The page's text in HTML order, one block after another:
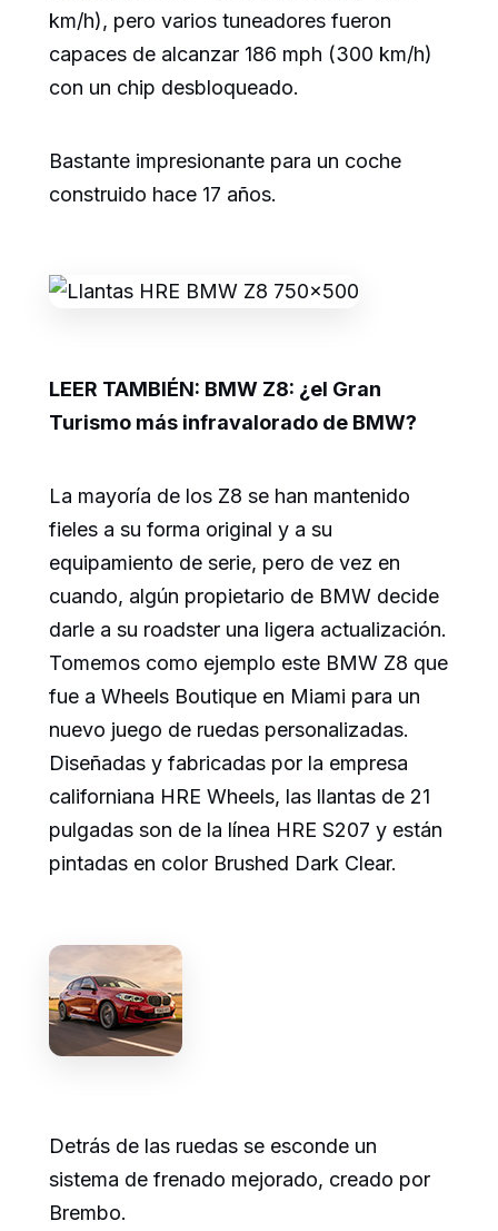
km/h), pero varios tuneadores fueron
capaces de alcanzar 186 mph (300 km/h)
con un chip desbloqueado.
Bastante impresionante para un coche
construido hace 17 años.
LEER TAMBIÉN: BMW Z8: ¿el Gran
Turismo más infravalorado de BMW?
La mayoría de los Z8 se han mantenido
fieles a su forma original y a su
equipamiento de serie, pero de vez en
cuando, algún propietario de BMW decide
darle a su roadster una ligera actualización.
Tomemos como ejemplo este BMW Z8 que
fue a Wheels Boutique en Miami para un
nuevo juego de ruedas personalizadas.
Diseñadas y fabricadas por la empresa
californiana HRE Wheels, las llantas de 21
pulgadas son de la línea HRE S207 y están
pintadas en color Brushed Dark Clear.
Detrás de las ruedas se esconde un
sistema de frenado mejorado, creado por
Brembo.